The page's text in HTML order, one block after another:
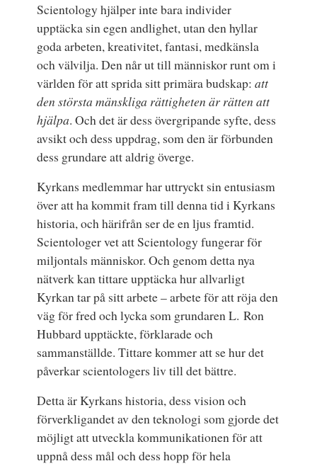
Scientology hjälper inte bara individer
upptäcka sin egen andlighet, utan den hyllar
goda arbeten, kreativitet, fantasi, medkänsla
och välvilja. Den når ut till människor runt om i
världen för att sprida sitt primära budskap:att
den största mänskliga rättigheten är rätten att
hjälpa. Och det är dess övergripande syfte, dess
avsikt och dess uppdrag, som den är förbunden
dess grundare att aldrig överge.
Kyrkans medlemmar har uttryckt sin entusiasm
över att ha kommit fram till denna tid i Kyrkans
historia, och härifrån ser de en ljus framtid.
Scientologer vet att Scientology fungerar för
miljontals människor. Och genom detta nya
nätverk kan tittare upptäcka hur allvarligt
Kyrkan tar på sitt arbete – arbete för att röja den
väg för fred och lycka som grundaren L. Ron
Hubbard upptäckte, förklarade och
sammanställde. Tittare kommer att se hur det
påverkar scientologers liv till det bättre.
Detta är Kyrkans historia, dess vision och
förverkligandet av den teknologi som gjorde det
möjligt att utveckla kommunikationen för att
uppnå dess mål och dess hopp för hela